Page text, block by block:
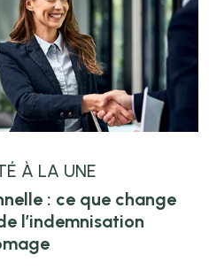
À LA UNE
: ce que change
l’indemnisation